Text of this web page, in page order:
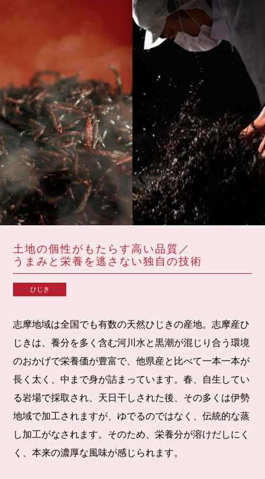
土地の個性がもたらす高い品質／
うまみと栄養を逃さない独自の技術
ひじき
志摩地域は全国でも有数の天然ひじきの産地。志摩産ひ
じきは、養分を多く含む河川水と黒潮が混じり合う環境
のおかげで栄養価が豊富で、他県産と比べて一本一本が
長く太く、中まで身が詰まっています。春、自生してい
る岩場で採取され、天日干しされた後、その多くは伊勢
地域で加工されますが、ゆでるのではなく、伝統的な蒸
し加工がなされます。そのため、栄養分が溶けだしにく
く、本来の濃厚な風味が感じられます。